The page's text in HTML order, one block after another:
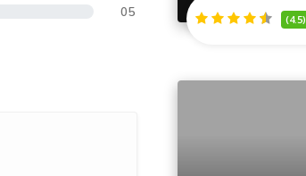
05 (4.5)